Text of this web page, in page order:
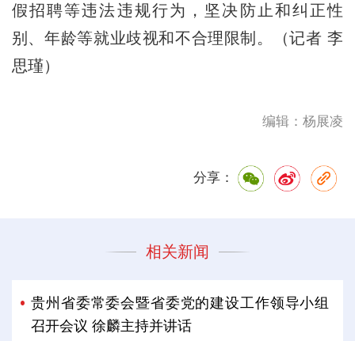
假招聘等违法违规行为，坚决防止和纠正性
别、年龄等就业歧视和不合理限制。（记者 李
思瑾）
编辑：杨展凌
分享：
相关新闻
贵州省委常委会暨省委党的建设工作领导小组
召开会议 徐麟主持并讲话